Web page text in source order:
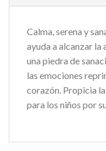
Calma, serena y
ayuda a alcanzar la
una piedra de
las emociones
corazón. Propicia
para los niños por